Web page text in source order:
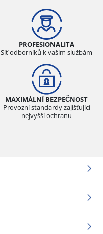
PROFESIONALITA
Síť odborníků k vašim službám
MAXIMÁLNÍ BEZPEČNOST
Provozní standardy zajišťující
nejvyšší ochranu